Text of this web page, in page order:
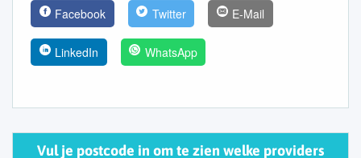
Facebook Twitter E-Mail
LinkedIn WhatsApp
Vul je postcode in om te zien welke providers